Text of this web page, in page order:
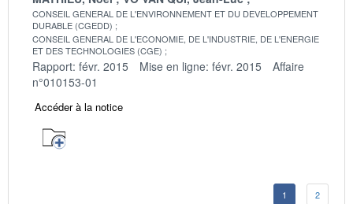
CONSEIL GENERAL DE L'ENVIRONNEMENT ET DU DEVELOPPEMENT
DURABLE (CGEDD)
CONSEIL GENERAL DE L'ECONOMIE, DE L'INDUSTRIE, DE L'ENERGIE
ET DES TECHNOLOGIES (CGE)
Rapport: févr. 2015 Mise en ligne: févr. 2015
Affaire
n°010153-01
Accéder à la notice
1 2